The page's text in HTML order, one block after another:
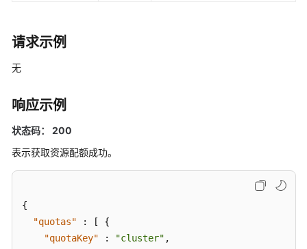
用
户
布
扎
区
域）
（阿
请求示例
无
响应示例
状态码： 200
表示获取资源配额成功。
{
"quotas"
: [
{
"quotaKey"
: "cluster" ,